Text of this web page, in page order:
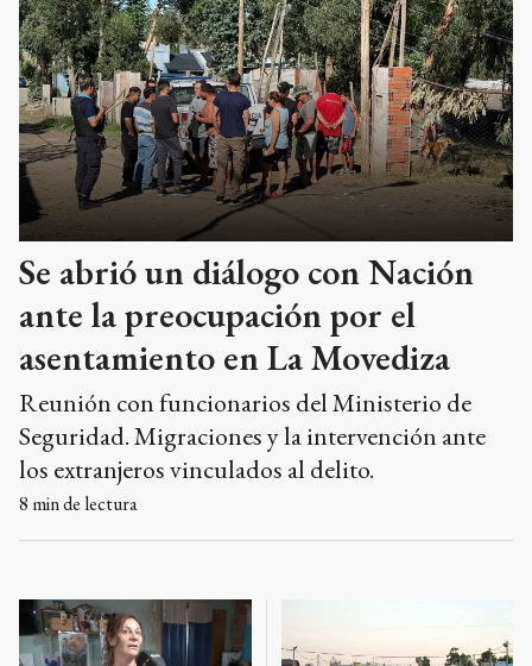
Se abrió un diálogo con Nación
ante la preocupación por el
asentamiento en La Movediza
Reunión con funcionarios del Ministerio de
Seguridad. Migraciones y la intervención ante
los extranjeros vinculados al delito.
8 min de lectura